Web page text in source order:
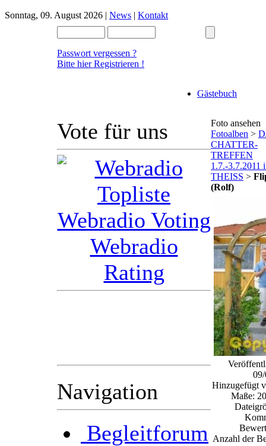
Sonntag, 09. August 2026 | News | Kontakt
Passwort vergessen ?
Bitte hier Registrieren !
Gästebuch
Vote für uns
Navigation
Begleitforum
Foto ansehen
Fotoalben >
CHATTER-
TREFFEN
1.7.-3.7.2011
THEISS >
(Rolf)
Hinzugefügt
Maße:
Anzahl der